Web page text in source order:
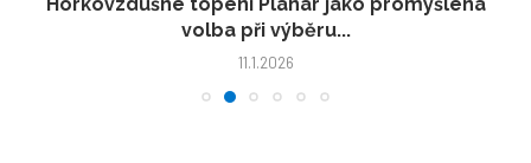
volba při výběru...
11.1.2026